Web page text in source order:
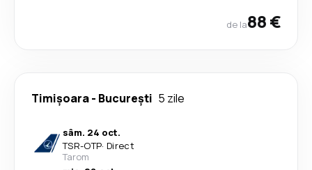
de la88 €
Timișoara- București 5 zile
sâm. 24 oct.
TSR-OTP· Direct
Tarom